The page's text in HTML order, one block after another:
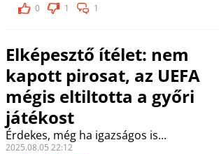
0
1 1
Elképesztő ítélet: nem
kapott pirosat, az UEFA
mégis eltiltotta a győri
játékost
Érdekes, még ha igazságos is...
2025.08.05 22:12